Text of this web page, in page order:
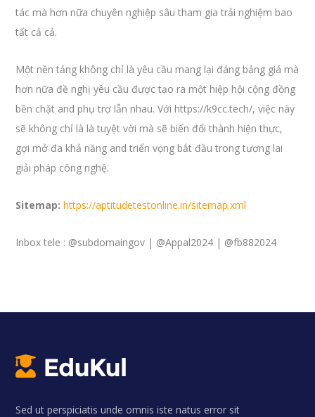
tác mà hơn nữa chuyên nghiệp sâu tham gia trải nghiệm bao
tất cả cả.
Một nền tảng không chỉ là yêu cầu mang lại đáng bảng giá mà
hơn nữa đề nghị yêu cầu được tạo ra một hiệp hội cộng đồng
bền chặt and phụ trợ lẫn nhau. Với https://k9cc.tech/, việc này
sẽ không chỉ là là tuyệt vời mà sẽ biến đổi thành hiện thực,
gợi mở đa khả năng and triển vọng bắt đầu trong tương lai
giải pháp công nghệ.
Sitemap: https://aptitudetestonline.in/sitemap.xml
Inbox tele : @subdomaingov | @Appal2024 | @fb882024
Sed ut perspiciatis unde omnis iste natus error sit